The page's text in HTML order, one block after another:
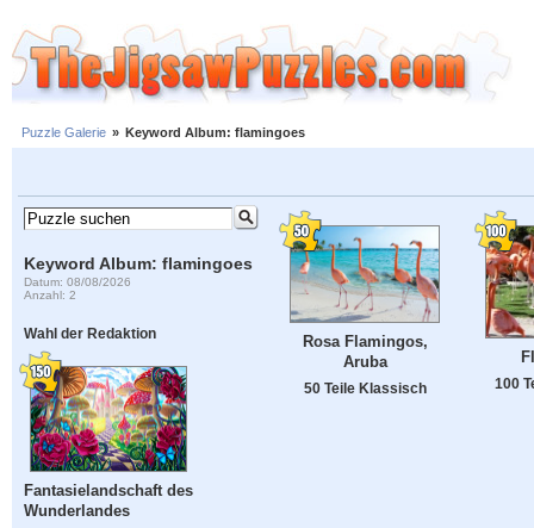
Puzzle Galerie » Keyword Album: flamingoes
Keyword Album: flamingoes
Datum: 08/08/2026
Anzahl: 2
Wahl der Redaktion
Fantasielandschaft des
Wunderlandes
Rosa Flamingos,
Aruba
50 Teile Klassisch 100